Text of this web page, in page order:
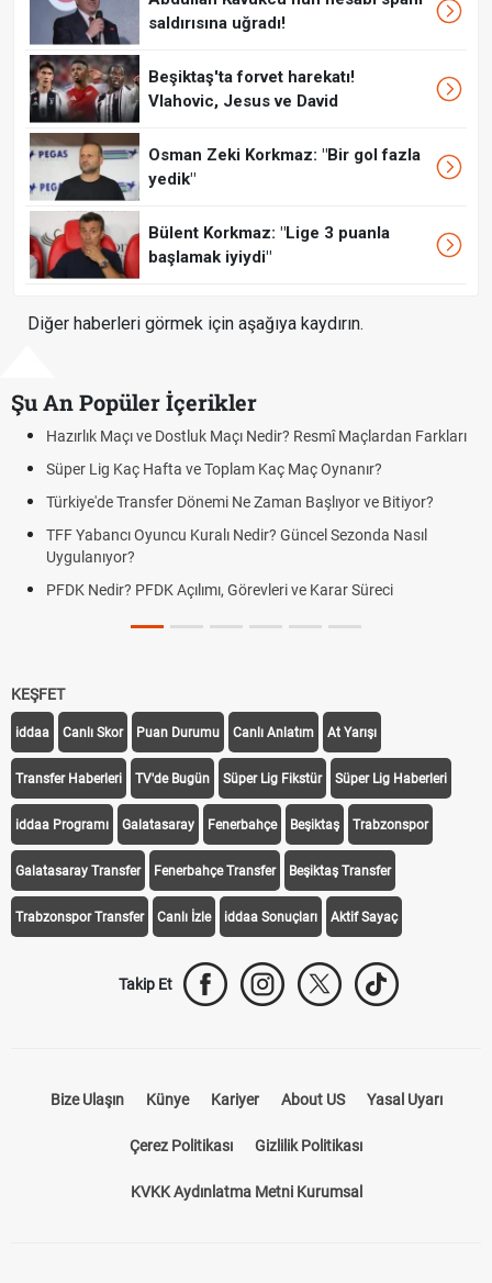
saldırısına uğradı!
Beşiktaş'ta forvet harekatı!
Vlahovic, Jesus ve David
Osman Zeki Korkmaz: "Bir gol fazla
yedik"
Bülent Korkmaz: "Lige 3 puanla
başlamak iyiydi"
Diğer haberleri görmek için aşağıya kaydırın.
Şu An Popüler İçerikler
Maçı ve Dostluk Maçı Nedir? Resmî Maçlardan Farkları
Kaç Hafta ve Toplam Kaç Maç Oynanır?
Transfer Dönemi Ne Zaman Başlıyor ve Bitiyor?
Oyuncu Kuralı Nedir? Güncel Sezonda Nasıl
PFDK Açılımı, Görevleri ve Karar Süreci
Puan
Futbol
KEŞFET
iddaa Canlı Skor Puan Durumu Canlı Anlatım At Yarışı
Transfer Haberleri TV'de Bugün Süper Lig Fikstür Süper Lig Haberleri
iddaa Programı Galatasaray Fenerbahçe Beşiktaş Trabzonspor
Galatasaray Transfer Fenerbahçe Transfer Beşiktaş Transfer
Trabzonspor Transfer Canlı İzle iddaa Sonuçları Aktif Sayaç